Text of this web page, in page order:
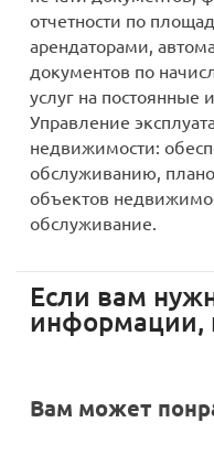
отчетности по
арендаторами,
документов по
услуг на
Управление
недвижимости:
обслуживанию,
объектов
обслуживание.
Если вам
информации,
Вам может